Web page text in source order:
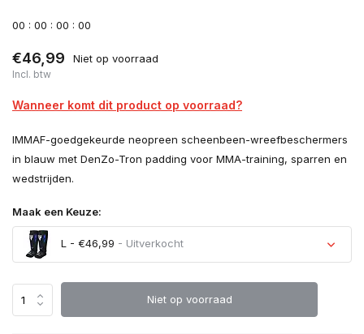
00 : 00 : 00 : 00
€46,99 Niet op voorraad
Incl. btw
Wanneer komt dit product op voorraad?
IMMAF-goedgekeurde neopreen scheenbeen-wreefbeschermers
in blauw met DenZo-Tron padding voor MMA-training, sparren en
wedstrijden.
Maak een Keuze:
L - €46,99 - Uitverkocht
Uitverkocht
Niet op voorraad